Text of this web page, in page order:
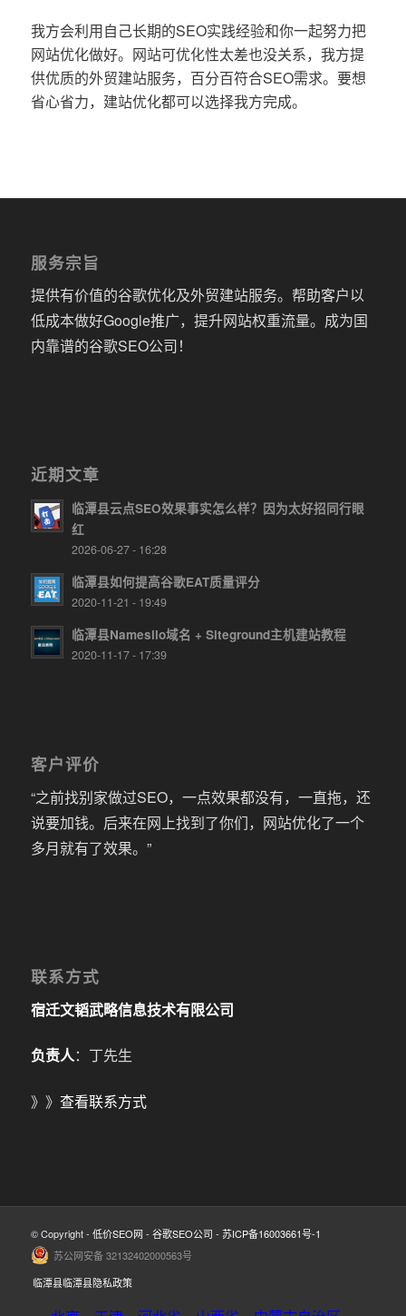
我方会利用自己长期的SEO实践经验和你一起努力把
网站优化做好。网站可优化性太差也没关系，我方提
供优质的外贸建站服务，百分百符合SEO需求。要想
省心省力，建站优化都可以选择我方完成。
服务宗旨
提供有价值的谷歌优化及外贸建站服务。帮助客户以
低成本做好Google推广，提升网站权重流量。成为国
内靠谱的谷歌SEO公司！
近期文章
临潭县云点SEO效果事实怎么样？因为太好招同行眼
红
2026-06-27 - 16:28
临潭县如何提高谷歌EAT质量评分
2020-11-21 - 19:49
临潭县Namesilo域名 + Siteground主机建站教程
2020-11-17 - 17:39
客户评价
“之前找别家做过SEO，一点效果都没有，一直拖，还
说要加钱。后来在网上找到了你们，网站优化了一个
多月就有了效果。”
联系方式
宿迁文韬武略信息技术有限公司
负责人：丁先生
》》 查看联系方式
© Copyright - 低价SEO网 - 谷歌SEO公司 - 苏ICP备16003661号-1
苏公网安备 32132402000563号
临潭县临潭县隐私政策